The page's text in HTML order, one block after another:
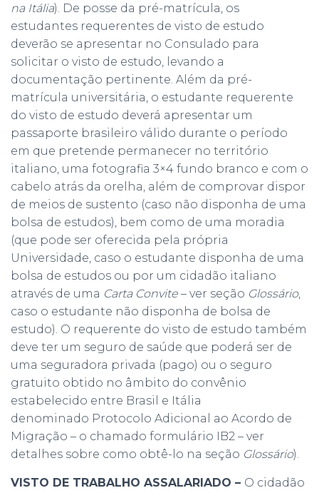
na Itália). De posse da pré-matrícula, os
estudantes requerentes de visto de estudo
deverão se apresentar no Consulado para
solicitar o visto de estudo, levando a
documentação pertinente. Além da pré-
matrícula universitária, o estudante requerente
do visto de estudo deverá apresentar um
passaporte brasileiro válido durante o período
em que pretende permanecer no território
italiano, uma fotografia 3×4 fundo branco e com o
cabelo atrás da orelha, além de comprovar dispor
de meios de sustento (caso não disponha de uma
bolsa de estudos), bem como de uma moradia
(que pode ser oferecida pela própria
Universidade, caso o estudante disponha de uma
bolsa de estudos ou por um cidadão italiano
através de uma Carta Convite – ver seção Glossário,
caso o estudante não disponha de bolsa de
estudo). O requerente do visto de estudo também
deve ter um seguro de saúde que poderá ser de
uma seguradora privada (pago) ou o seguro
gratuito obtido no âmbito do convênio
estabelecido entre Brasil e Itália
denominado Protocolo Adicional ao Acordo de
Migração – o chamado formulário IB2 – ver
detalhes sobre como obtê-lo na seção Glossário).
VISTO DE TRABALHO ASSALARIADO – O cidadão